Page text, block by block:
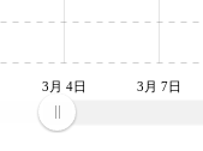
3月 4日 3月 7日